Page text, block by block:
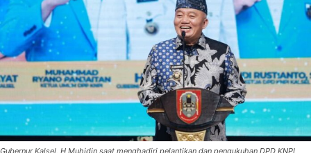
Gubernur Kalsel, H Muhidin saat menghadiri pelantikan dan pengukuhan DPD KNPI